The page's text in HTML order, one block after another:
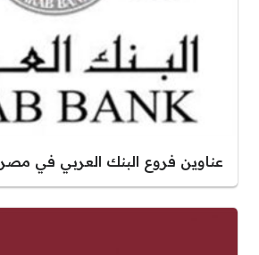
عناوين فروع البنك العربي في مصر